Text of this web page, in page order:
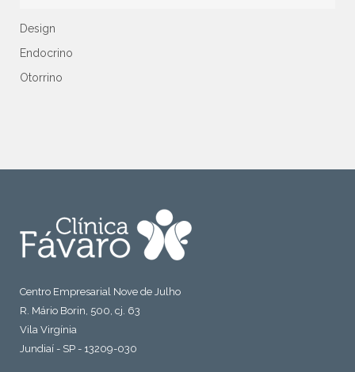
Design
Endocrino
Otorrino
Centro Empresarial Nove de Julho
R. Mário Borin, 500, cj. 63
Vila Virgínia
Jundiaí - SP - 13209-030